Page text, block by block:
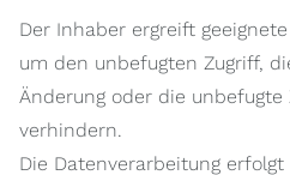
Der Inhaber ergreift
um den unbefugten Zugriff,
Änderung oder die unbefugte
verhindern.
Die Datenverarbeitung